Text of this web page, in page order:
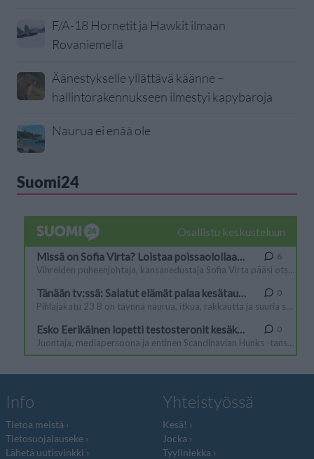
F/A-18 Hornetit ja Hawkit ilmaan
Rovaniemellä
Äänestykselle yllättävä käänne –
hallintorakennukseen ilmestyi kapybaroja
Naurua ei enää ole
Suomi24
Info
Tietoa meistä
Tietosuojalauseke
Lähetä uutisvinkki
Yhteistyössä
Kesä!
Jocka
Tyyliniekka